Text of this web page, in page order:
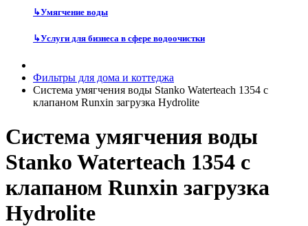
↳Умягчение воды
↳Услуги для бизнеса в сфере водоочистки
Фильтры для дома и коттеджа
Система умягчения воды Stanko Waterteach 1354 с
клапаном Runxin загрузка Hydrolite
Система умягчения воды
Stanko Waterteach 1354 с
клапаном Runxin загрузка
Hydrolite